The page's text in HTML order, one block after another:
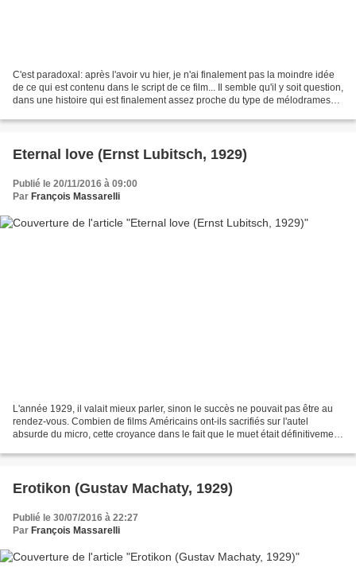
C'est paradoxal: après l'avoir vu hier, je n'ai finalement pas la moindre idée
de ce qui est contenu dans le script de ce film... Il semble qu'il y soit question,
dans une histoire qui est finalement assez proche du type de mélodrames
Eternal love (Ernst Lubitsch, 1929)
Publié le 20/11/2016 à 09:00
Par François Massarelli
L'année 1929, il valait mieux parler, sinon le succès ne pouvait pas être au
rendez-vous. Combien de films Américains ont-ils sacrifiés sur l'autel
absurde du micro, cette croyance dans le fait que le muet était définitivement
Erotikon (Gustav Machaty, 1929)
Publié le 30/07/2016 à 22:27
Par François Massarelli